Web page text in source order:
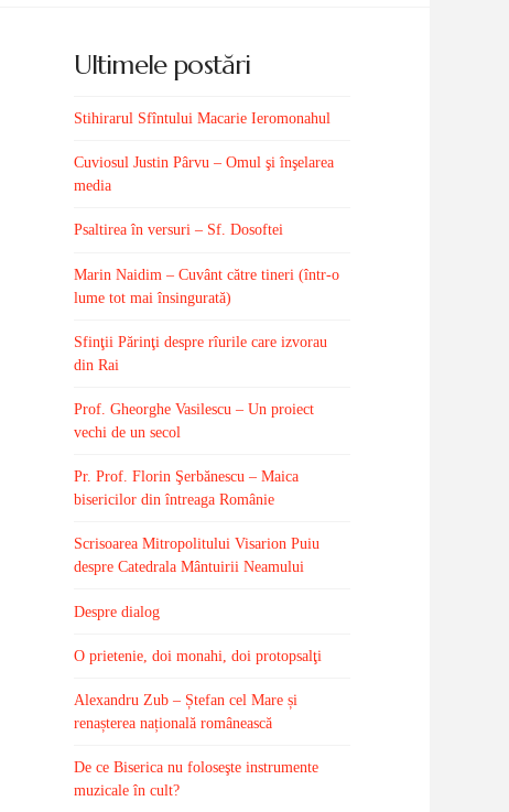
Ultimele postări
Stihirarul Sfîntului Macarie Ieromonahul
Cuviosul Justin Pârvu – Omul şi înşelarea
media
Psaltirea în versuri – Sf. Dosoftei
Marin Naidim – Cuvânt către tineri (într-o
lume tot mai însingurată)
Sfinţii Părinţi despre rîurile care izvorau
din Rai
Prof. Gheorghe Vasilescu – Un proiect
vechi de un secol
Pr. Prof. Florin Şerbănescu – Maica
bisericilor din întreaga Românie
Scrisoarea Mitropolitului Visarion Puiu
despre Catedrala Mântuirii Neamului
Despre dialog
O prietenie, doi monahi, doi protopsalţi
Alexandru Zub – Ștefan cel Mare și
renașterea națională românească
De ce Biserica nu foloseşte instrumente
muzicale în cult?